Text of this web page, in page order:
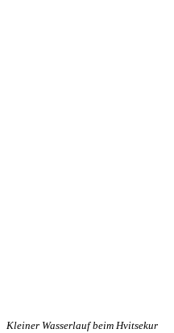
Kleiner Wasserlauf beim Hvitsekur